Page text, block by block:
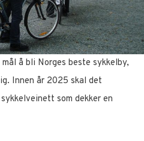
mål å bli Norges beste sykkelby,
Innen år 2025 skal det
som dekker en